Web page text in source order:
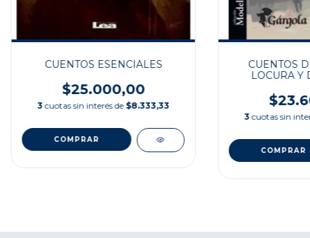
CUENTOS ESENCIALES
$25.000,00
3 cuotas sin interés de $8.333,33
CUENTOS
LOCURA Y
3 cuotas sin